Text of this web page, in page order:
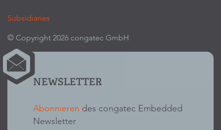
Subsidiaries
© Copyright 2026 congatec GmbH
NEWSLETTER
Abonnieren des congatec Embedded
Newsletter